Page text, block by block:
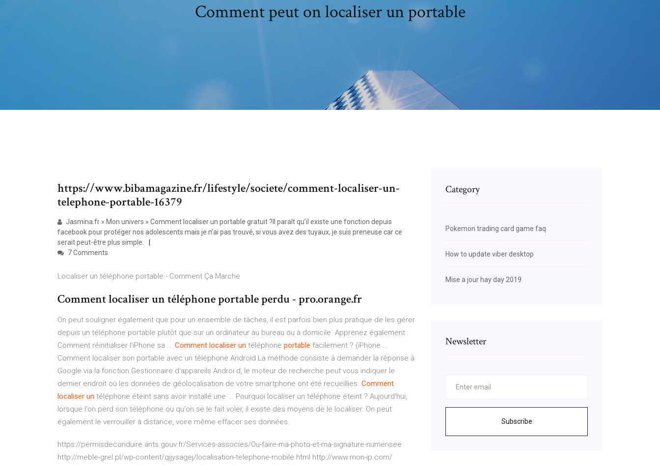
Comment peut on localiser un portable
https://www.bibamagazine.fr/lifestyle/societe/comment-localiser-un-
telephone-portable-16379
Jasmina.fr » Mon univers » Comment localiser un portable gratuit ?Il paraît qu’il existe une fonction depuis
facebook pour protéger nos adolescents mais je n’ai pas trouvé, si vous avez des tuyaux, je suis preneuse car ce
serait peut-être plus simple.
7 Comments
Localiser un téléphone portable - Comment Ça Marche
Comment localiser un téléphone portable perdu - pro.orange.fr
On peut souligner également que pour un ensemble de tâches, il est parfois bien plus pratique de les gérer
depuis un téléphone portable plutôt que sur un ordinateur au bureau ou à domicile. Apprenez également :
Comment réinitialiser l'iPhone sa ... Comment localiser un téléphone portable facilement ? (iPhone ...
Comment localiser son portable avec un téléphone Android La méthode consiste à demander la réponse à
Google via la fonction Gestionnaire d'appareils Androi d, le moteur de recherche peut vous indiquer le
dernier endroit où les données de géolocalisation de votre smartphone ont été recueillies. Comment
localiser un téléphone éteint sans avoir installé une ... Pourquoi localiser un téléphone éteint ? Aujourd'hui,
lorsque l'on perd son téléphone ou qu'on se le fait voler, il existe des moyens de le localiser. On peut
également le verrouiller à distance, voire même effacer ses données.
https://permisdeconduire.ants.gouv.fr/Services-associes/Ou-faire-ma-photo-et-ma-signature-numerisee
http://meble-grel.pl/wp-content/qijysagej/localisation-telephone-mobile.html http://www.mon-ip.com/
Category
Pokemon trading card game faq
How to update viber desktop
Mise a jour hay day 2019
Newsletter
Subscribe